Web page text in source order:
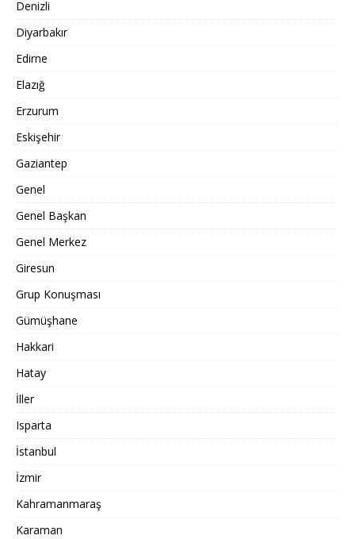
Denizli
Diyarbakır
Edirne
Elazığ
Erzurum
Eskişehir
Gaziantep
Genel
Genel Başkan
Genel Merkez
Giresun
Grup Konuşması
Gümüşhane
Hakkari
Hatay
İller
Isparta
İstanbul
İzmir
Kahramanmaraş
Karaman